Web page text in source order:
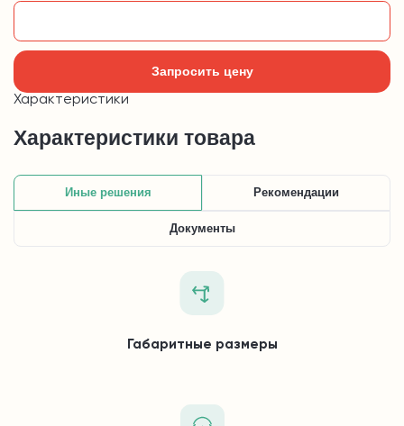
Запросить цену
Характеристики
Характеристики товара
Иные решения Рекомендации
Документы
Габаритные размеры